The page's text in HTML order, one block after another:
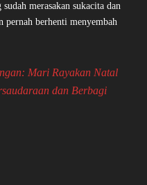
merasakan sukacita dan
pernah berhenti menyembah
Mari Rayakan Natal
dan Berbagi